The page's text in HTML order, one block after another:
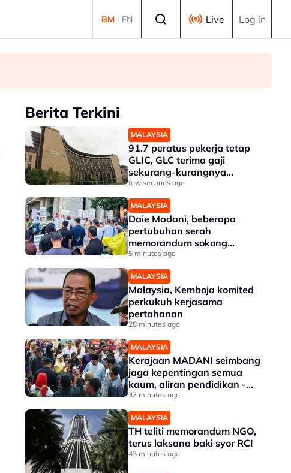
BM | EN Live Log in
Berita Terkini
MALAYSIA
91.7 peratus pekerja tetap
GLIC, GLC terima gaji
sekurang-kurangnya
RM3,100 setakat akhir 2025
few seconds ago
MALAYSIA
Daie Madani, beberapa
pertubuhan serah
memorandum sokong
pemerkasaan integriti
Tabung Haji
5 minutes ago
MALAYSIA
Malaysia, Kemboja komited
perkukuh kerjasama
pertahanan
28 minutes ago
MALAYSIA
Kerajaan MADANI seimbang
jaga kepentingan semua
kaum, aliran pendidikan -
PM
33 minutes ago
MALAYSIA
TH teliti memorandum NGO,
terus laksana baki syor RCI
43 minutes ago